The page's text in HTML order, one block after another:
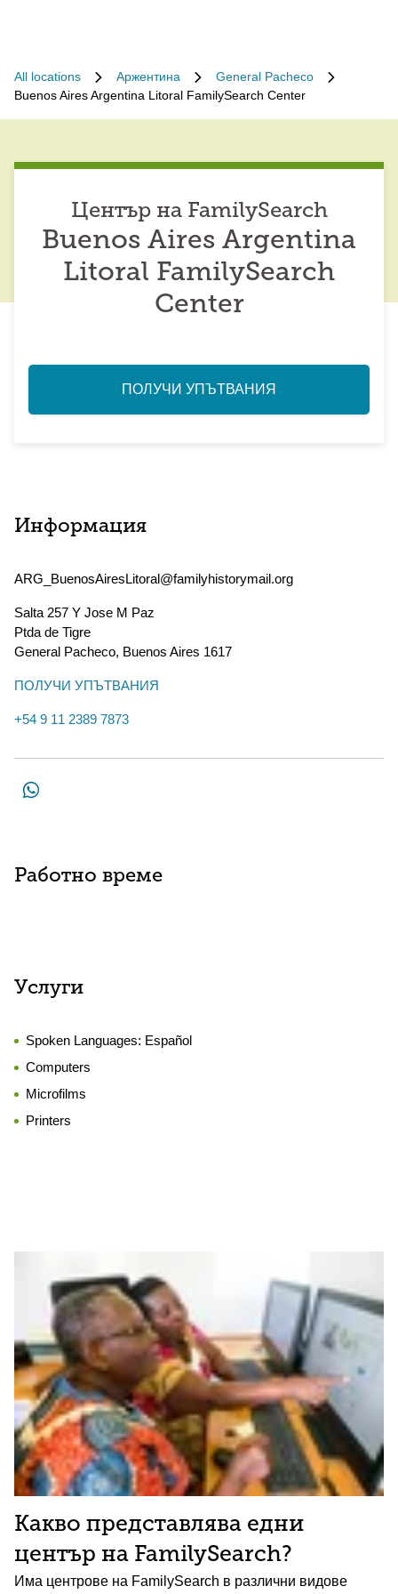
All locations Аржентина
General Pacheco
Buenos Aires Argentina Litoral FamilySearch Center
Център на FamilySearch
Buenos Aires Argentina
Litoral FamilySearch
Center
ПОЛУЧИ УПЪТВАНИЯ
Информация
ARG_BuenosAiresLitoral@familyhistorymail.org
Salta 257 Y Jose M Paz
Ptda de Tigre
General Pacheco, Buenos Aires 1617
ПОЛУЧИ УПЪТВАНИЯ
+54 9 11 2389 7873
Работно време
Услуги
Spoken Languages: Español
Computers
Microfilms
Printers
Какво представлява едни
център на FamilySearch?
Има центрове на FamilySearch в различни видове